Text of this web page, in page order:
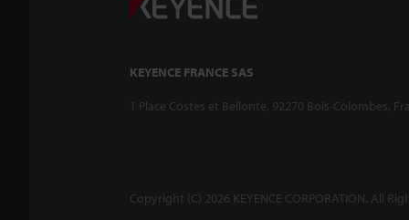
KEYENCE FRANCE SAS
1 Place Costes et Bellonte, 92270 Bois-Colombes,
Copyright (C) 2026 KEYENCE CORPORATION. All